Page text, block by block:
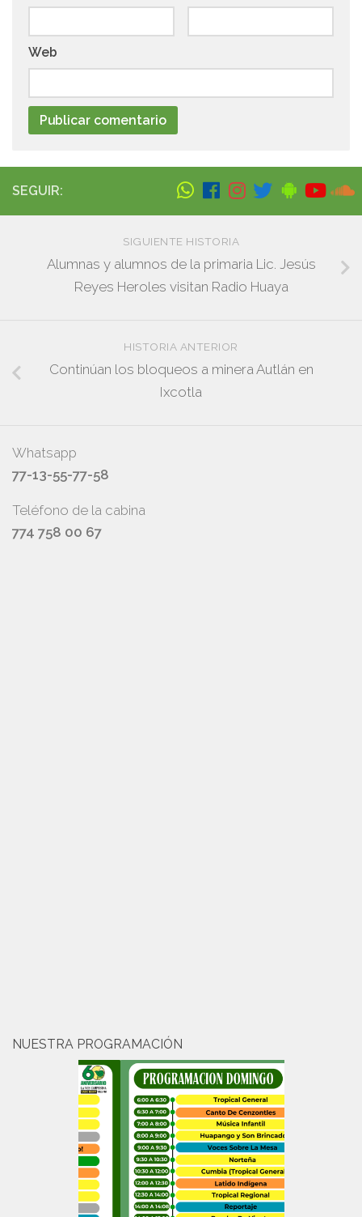
Web
SEGUIR:
SIGUIENTE HISTORIA
Alumnas y alumnos de la primaria Lic. Jesús
Reyes Heroles visitan Radio Huaya
HISTORIA ANTERIOR
Continúan los bloqueos a minera Autlán en
Ixcotla
Whatsapp
77-13-55-77-58
Teléfono de la cabina
774 758 00 67
NUESTRA PROGRAMACIÓN